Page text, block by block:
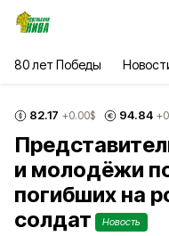
80 лет Победы
82.17 +0.00$ 94.84
и молодёжи
погибших на
солдат
Новость